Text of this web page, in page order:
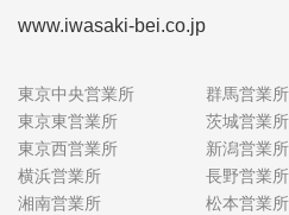
www.iwasaki-bei.co.jp
東京中央営業所
東京東営業所
東京西営業所
横浜営業所
湘南営業所
群馬営業所
茨城営業所
新潟営業所
長野営業所
松本営業所